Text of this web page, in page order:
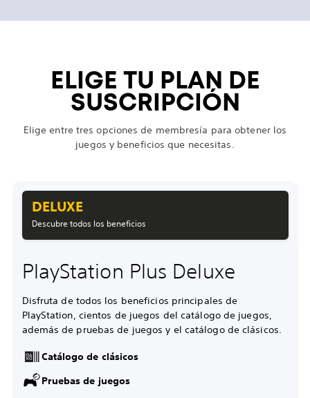
ELIGE TU PLAN DE
SUSCRIPCIÓN
Elige entre tres opciones de membresía para obtener los
juegos y beneficios que necesitas.
DELUXE
Descubre todos los beneficios
PlayStation Plus Deluxe
Disfruta de todos los beneficios principales de
PlayStation, cientos de juegos del catálogo de juegos,
además de pruebas de juegos y el catálogo de clásicos.
Catálogo de clásicos
Pruebas de juegos